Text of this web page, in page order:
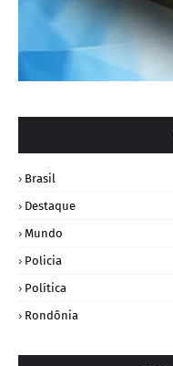
Brasil
Destaque
Mundo
Policia
Política
Rondônia